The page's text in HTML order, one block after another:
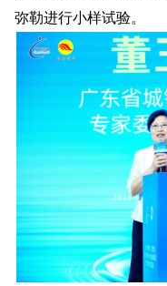
弥勒进行小样试验。